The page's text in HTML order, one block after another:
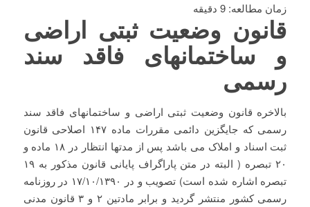
زمان مطالعه: 9 دقیقه
قانون وضعیت ثبتی اراضی
و ساختمانهای فاقد سند
رسمی
بالاخره قانون وضعیت ثبتی اراضی و ساختمانهای فاقد سند
رسمی که جایگزین دائمی مقررات ماده ۱۴۷ اصلاحی قانون
ثبت اسناد و املاک می باشد پس از مدتها انتظار در ۱۸ ماده و
۲۰ تبصره ( البته در متن پاراگراف پایانی قانون مذکور به ۱۹
تبصره اشاره شده است) تصویب و در ۱۷/۱۰/۱۳۹۰ در روزنامه
رسمی کشور منتشر گردید و برابر مادتین ۲ و ۳ قانون مدنی